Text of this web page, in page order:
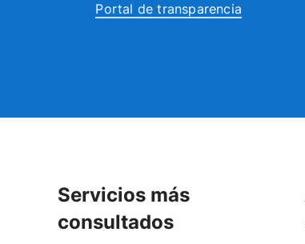
Portal de transparencia
Servicios más
consultados